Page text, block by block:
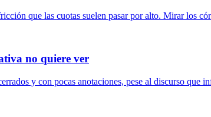
que las cuotas suelen pasar por alto. Mirar los
no quiere ver
y con pocas anotaciones, pese al discurso que